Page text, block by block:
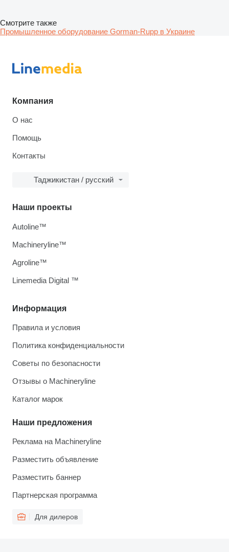
Смотрите также
Промышленное оборудование Gorman-Rupp в Украине
Компания
О нас
Помощь
Контакты
Таджикистан / русский
Информация
Правила и условия
Политика конфиденциальности
Советы по безопасности
Отзывы о Machineryline
Каталог марок
Наши предложения
Реклама на Machineryline
Разместить объявление
Разместить баннер
Партнерская программа
Для дилеров
Наши проекты
Autoline™
Machineryline™
Agroline™
Linemedia Digital ™